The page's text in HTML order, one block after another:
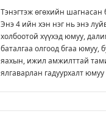
Тэнэгтэж өгөхийн
Энэ 4 ийн хэн нэг нь энэ
холбоотой хүүхэд юмуу,
баталгаа олгоод бгаа юмуу,
яахын, ижил амжилттай
ялгаварлан гадуурхалт юмуу